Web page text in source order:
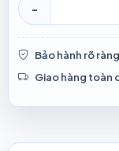
-
Bảo hành rõ ràng
Giao hàng toàn